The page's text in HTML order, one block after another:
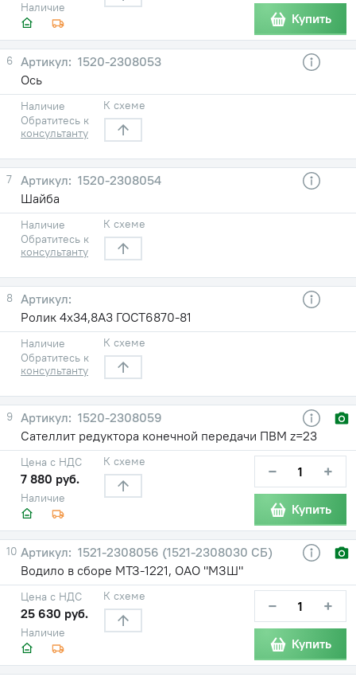
Наличие
Купить
6
1520-2308053
Ось
Наличие
Обратитесь к
консультанту
К схеме
7
1520-2308054
Шайба
Наличие
Обратитесь к
консультанту
К схеме
8
Ролик 4х34,8А3 ГОСТ6870-81
Наличие
Обратитесь к
консультанту
К схеме
9
1520-2308059
Сателлит редуктора конечной передачи ПВМ z=23
Наличие
Цена с НДС
7 880 руб.
К схеме − +
Купить
10
1521-2308056 (1521-2308030 СБ)
Водило в сборе МТЗ-1221, ОАО "МЗШ"
Наличие
Цена с НДС
25 630 руб.
К схеме − +
Купить